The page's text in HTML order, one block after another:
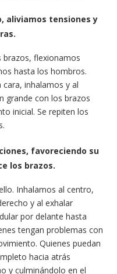
aliviamos tensiones y
brazos, flexionamos
hasta los hombros.
inhalamos y al
grande con los brazos
inicial. Se repiten los
favoreciendo su
los brazos.
Inhalamos al centro,
y al exhalar
por delante hasta
tengan problemas con
Quienes puedan
hacia atrás
y culminándolo en el